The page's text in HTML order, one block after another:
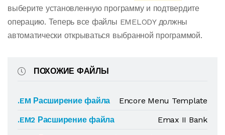
выберите установленную программу и подтвердите
операцию. Теперь все файлы EMELODY должны
автоматически открываться выбранной программой.
ПОХОЖИЕ ФАЙЛЫ
.EM Расширение файла
Encore Menu Template
.EM2 Расширение файла
Emax II Bank